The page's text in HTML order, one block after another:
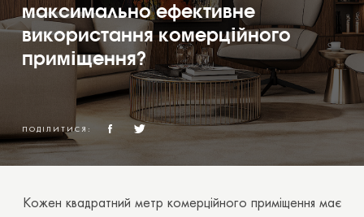
максимально ефективне
використання комерційного
приміщення?
ПОДІЛИТИСЯ:
Кожен квадратний метр комерційного приміщення має